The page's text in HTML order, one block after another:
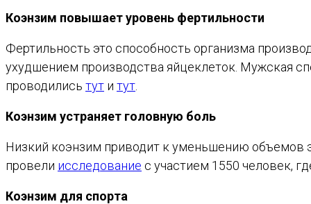
Коэнзим повышает уровень фертильности
Фертильность это способность организма
ухудшением производства яйцеклеток. Мужская
проводились тут и тут
Коэнзим устраняет головную боль
Низкий коэнзим приводит к уменьшению объемов
провели исследование с участием 1550 человек,
Коэнзим для спорта